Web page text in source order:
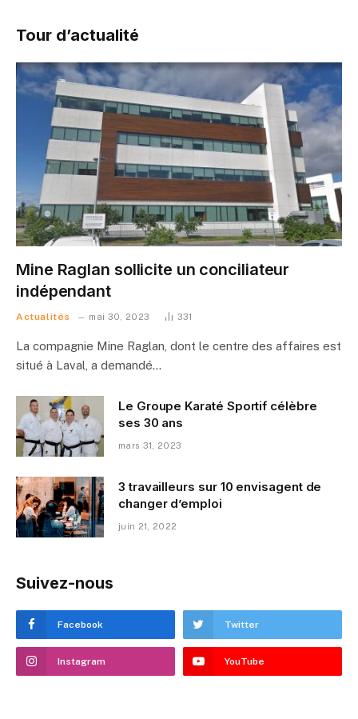
Tour d’actualité
Mine Raglan sollicite un conciliateur
indépendant
Actualités mai 30, 2023 331
La compagnie Mine Raglan, dont le centre des affaires est
situé à Laval, a demandé…
Le Groupe Karaté Sportif célèbre
ses 30 ans
mars 31, 2023
3 travailleurs sur 10 envisagent de
changer d’emploi
juin 21, 2022
Suivez-nous
Facebook Twitter
Instagram YouTube